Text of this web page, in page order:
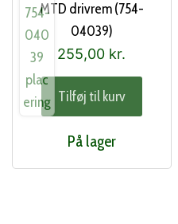
MTD drivrem (754-
04039)
255,00 kr.
Tilføj til kurv
På lager